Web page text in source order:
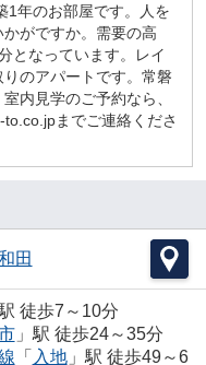
1年のお部屋です。人を
がですか。需要の高
となっています。レイ
のアパートです。常磐
内見学のご予約なら、
までご連絡くださ
田
徒歩7～10分
」駅 徒歩24～35分
「 入地」駅 徒歩49～6